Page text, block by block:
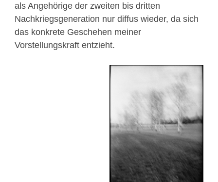
als Angehörige der zweiten bis dritten
Nachkriegsgeneration nur diffus wieder, da sich
das konkrete Geschehen meiner
Vorstellungskraft entzieht.